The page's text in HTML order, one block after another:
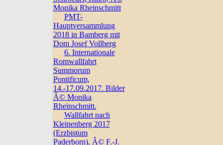
Monika Rheinschmitt
PMT-
Hauptversammlung
2018 in Bamberg mit
Dom Josef Vollberg
6. Internationale
Romwallfahrt
Summorum
Pontificum,
14.-17.09.2017. Bilder
Â© Monika
Rheinschmitt.
Wallfahrt nach
Kleinenberg 2017
(Erzbistum
Paderborn), Â© F.-J.